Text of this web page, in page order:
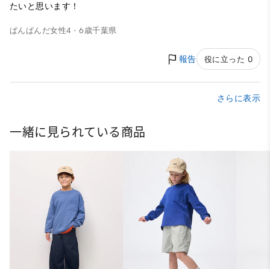
たいと思います！
ぱんぱんだ女性4 - 6歳千葉県
報告 役に立った 0
さらに表示
一緒に見られている商品